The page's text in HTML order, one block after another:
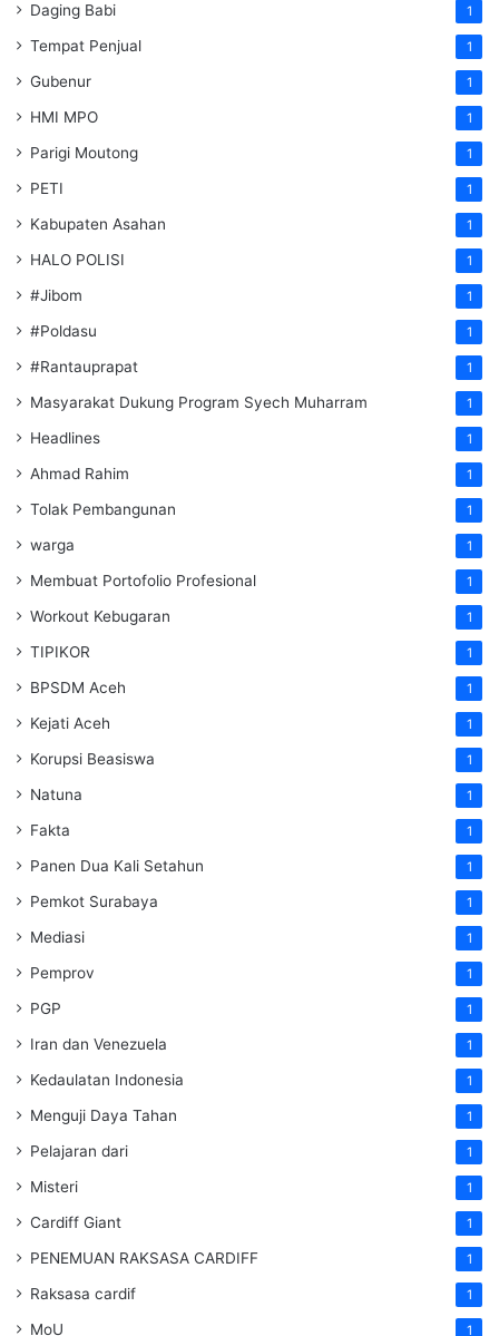
Daging Babi 1
Tempat Penjual 1
Gubenur 1
HMI MPO 1
Parigi Moutong 1
PETI 1
Kabupaten Asahan 1
HALO POLISI 1
#Jibom 1
#Poldasu 1
#Rantauprapat 1
Masyarakat Dukung Program Syech Muharram 1
Headlines 1
Ahmad Rahim 1
Tolak Pembangunan 1
warga 1
Membuat Portofolio Profesional 1
Workout Kebugaran 1
TIPIKOR 1
BPSDM Aceh 1
Kejati Aceh 1
Korupsi Beasiswa 1
Natuna 1
Fakta 1
Panen Dua Kali Setahun 1
Pemkot Surabaya 1
Mediasi 1
Pemprov 1
PGP 1
Iran dan Venezuela 1
Kedaulatan Indonesia 1
Menguji Daya Tahan 1
Pelajaran dari 1
Misteri 1
Cardiff Giant 1
PENEMUAN RAKSASA CARDIFF 1
Raksasa cardif 1
MoU 1